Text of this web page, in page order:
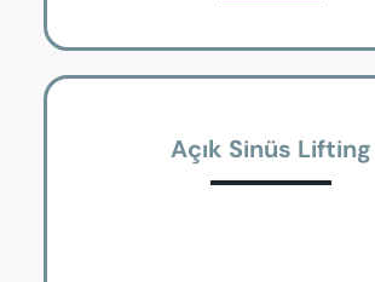
Açık Sinüs Lifting